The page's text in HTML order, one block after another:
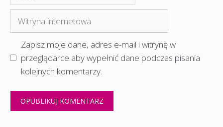
mail
internetowa
Zapisz moje dane, adres e-mail i witrynę w
przeglądarce aby wypełnić dane podczas pisania
kolejnych komentarzy.